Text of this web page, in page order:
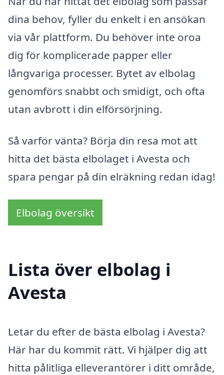
dina behov, fyller du enkelt i en ansökan
via vår plattform. Du behöver inte oroa
dig för komplicerade papper eller
långvariga processer. Bytet av elbolag
genomförs snabbt och smidigt, och ofta
utan avbrott i din elförsörjning.
Så varför vänta? Börja din resa mot att
hitta det bästa elbolaget i Avesta och
spara pengar på din elräkning redan idag!
Elbolag översikt
Lista över elbolag i
Avesta
Letar du efter de bästa elbolag i Avesta?
Här har du kommit rätt. Vi hjälper dig att
hitta pålitliga elleverantörer i ditt område,